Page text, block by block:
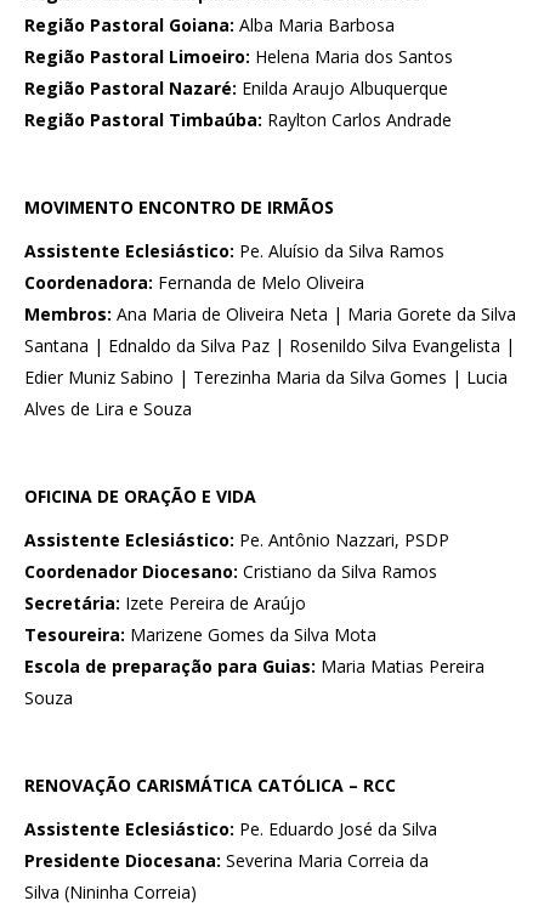
Região Pastoral Goiana: Alba Maria Barbosa
Região Pastoral Limoeiro: Helena Maria dos Santos
Região Pastoral Nazaré: Enilda Araujo Albuquerque
Região Pastoral Timbaúba: Raylton Carlos Andrade
MOVIMENTO ENCONTRO DE IRMÃOS
Assistente Eclesiástico: Pe. Aluísio da Silva Ramos
Coordenadora: Fernanda de Melo Oliveira
Membros: Ana Maria de Oliveira Neta | Maria Gorete da Silva
Santana | Ednaldo da Silva Paz | Rosenildo Silva Evangelista |
Edier Muniz Sabino | Terezinha Maria da Silva Gomes | Lucia
Alves de Lira e Souza
OFICINA DE ORAÇÃO E VIDA
Assistente Eclesiástico: Pe. Antônio Nazzari, PSDP
Coordenador Diocesano: Cristiano da Silva Ramos
Secretária: Izete Pereira de Araújo
Tesoureira: Marizene Gomes da Silva Mota
Escola de preparação para Guias: Maria Matias Pereira
Souza
RENOVAÇÃO CARISMÁTICA CATÓLICA – RCC
Assistente Eclesiástico: Pe. Eduardo José da Silva
Presidente Diocesana: Severina Maria Correia da
Silva (Nininha Correia)